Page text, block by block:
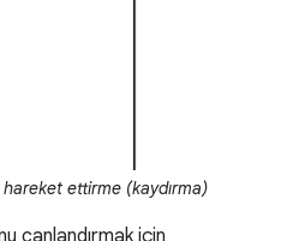
ettirme (kaydırma)
canlandırmak için